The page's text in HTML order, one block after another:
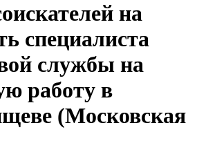
на
специалиста
службы на
работу в
(Московская